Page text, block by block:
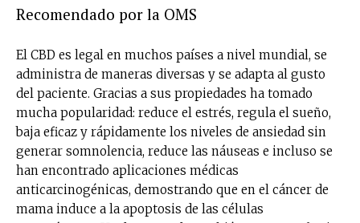
Recomendado por la OMS
El CBD es legal en muchos países a nivel mundial, se
administra de maneras diversas y se adapta al gusto
del paciente. Gracias a sus propiedades ha tomado
mucha popularidad: reduce el estrés, regula el sueño,
baja eficaz y rápidamente los niveles de ansiedad sin
generar somnolencia, reduce las náuseas e incluso se
han encontrado aplicaciones médicas
anticarcinogénicas, demostrando que en el cáncer de
mama induce a la apoptosis de las células